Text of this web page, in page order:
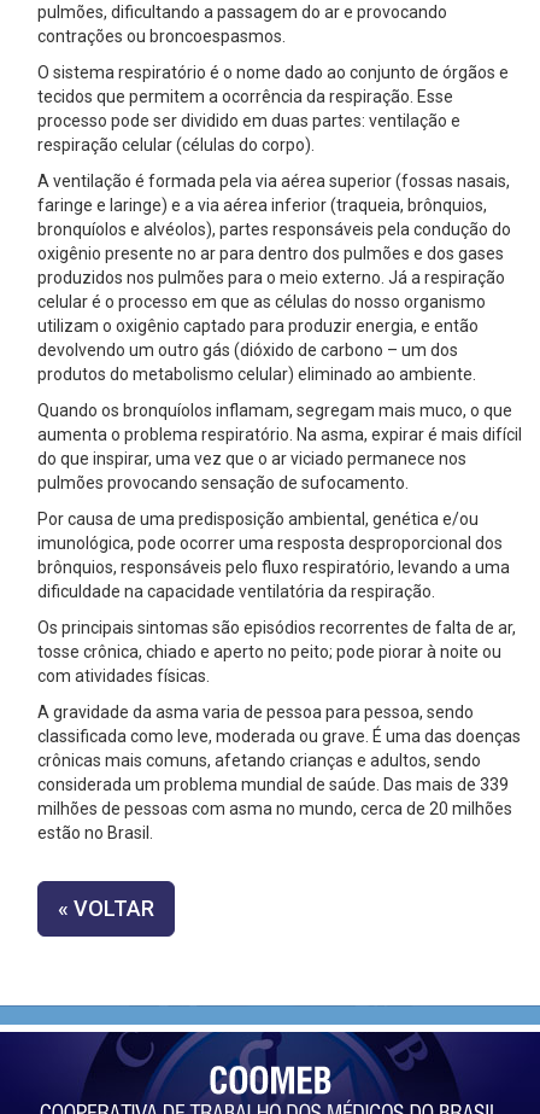
pulmões, dificultando a passagem do ar e provocando
contrações ou broncoespasmos.
O sistema respiratório é o nome dado ao conjunto de órgãos e
tecidos que permitem a ocorrência da respiração. Esse
processo pode ser dividido em duas partes: ventilação e
respiração celular (células do corpo).
A ventilação é formada pela via aérea superior (fossas nasais,
faringe e laringe) e a via aérea inferior (traqueia, brônquios,
bronquíolos e alvéolos), partes responsáveis pela condução do
oxigênio presente no ar para dentro dos pulmões e dos gases
produzidos nos pulmões para o meio externo. Já a respiração
celular é o processo em que as células do nosso organismo
utilizam o oxigênio captado para produzir energia, e então
devolvendo um outro gás (dióxido de carbono – um dos
produtos do metabolismo celular) eliminado ao ambiente.
Quando os bronquíolos inflamam, segregam mais muco, o que
aumenta o problema respiratório. Na asma, expirar é mais difícil
do que inspirar, uma vez que o ar viciado permanece nos
pulmões provocando sensação de sufocamento.
Por causa de uma predisposição ambiental, genética e/ou
imunológica, pode ocorrer uma resposta desproporcional dos
brônquios, responsáveis pelo fluxo respiratório, levando a uma
dificuldade na capacidade ventilatória da respiração.
Os principais sintomas são episódios recorrentes de falta de ar,
tosse crônica, chiado e aperto no peito; pode piorar à noite ou
com atividades físicas.
A gravidade da asma varia de pessoa para pessoa, sendo
classificada como leve, moderada ou grave. É uma das doenças
crônicas mais comuns, afetando crianças e adultos, sendo
considerada um problema mundial de saúde. Das mais de 339
milhões de pessoas com asma no mundo, cerca de 20 milhões
estão no Brasil.
« VOLTAR